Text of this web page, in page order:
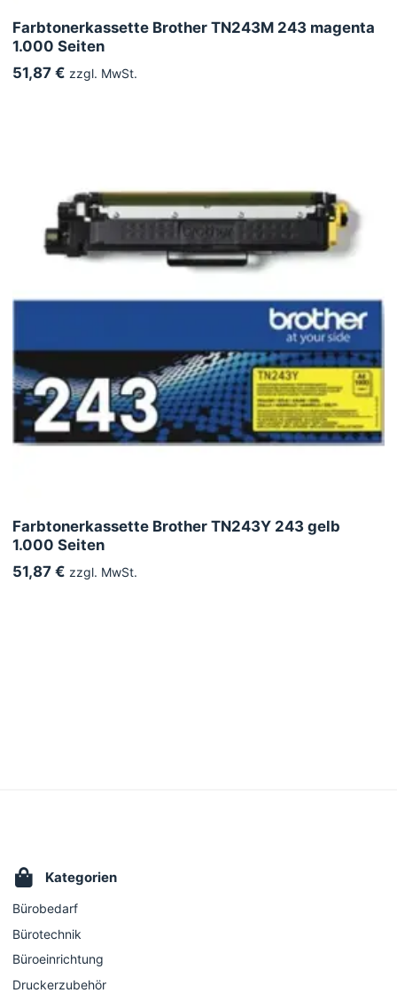
Farbtonerkassette Brother TN243M 243 magenta
1.000 Seiten
51,87 € zzgl. MwSt.
Farbtonerkassette Brother TN243Y 243 gelb
1.000 Seiten
51,87 € zzgl. MwSt.
Kategorien
Bürobedarf
Bürotechnik
Büroeinrichtung
Druckerzubehör